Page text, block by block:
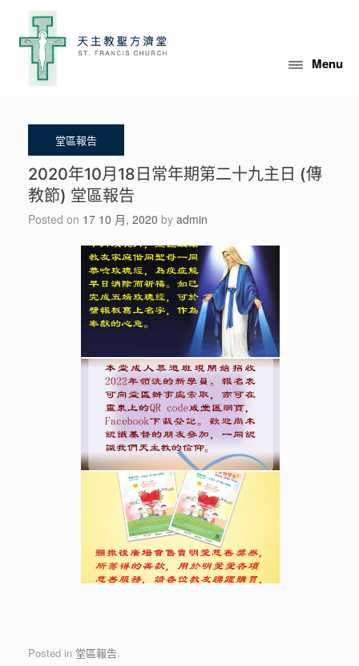
content
Menu
2020年10月18日常年期第二十九主日 (傳
教節) 堂區報告
Posted on 17 10 月, 2020 by admin
Posted in 堂區報告.